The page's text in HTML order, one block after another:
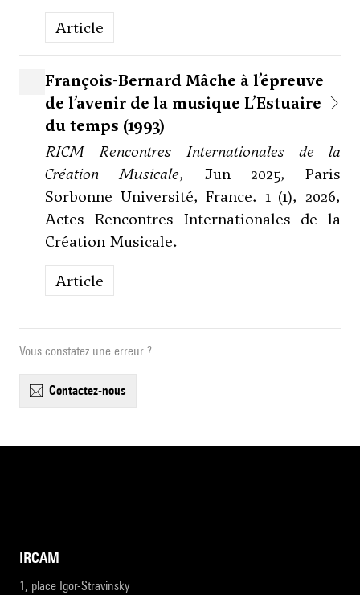
Article
François-Bernard Mâche à l’épreuve
de l’avenir de la musique L’Estuaire
du temps (1993)
RICM Rencontres Internationales de la
Création Musicale, Jun 2025, Paris
Sorbonne Université, France. 1 (1), 2026,
Actes Rencontres Internationales de la
Création Musicale.
Article
Vous constatez une erreur ?
contactez-nous
IRCAM
1, place Igor-Stravinsky